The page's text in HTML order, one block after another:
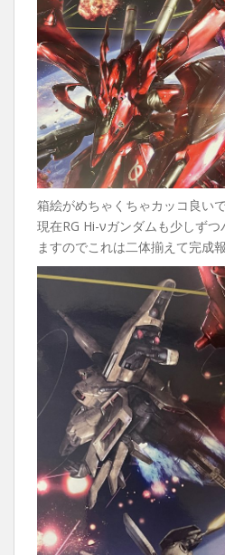
箱絵がめちゃくちゃカッコ良いで
現在RG Hi-νガンダムも少しず
ますのでこれは二体揃えて完成